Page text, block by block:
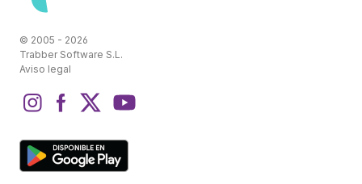
© 2005 - 2026
Trabber Software S.L.
Aviso legal